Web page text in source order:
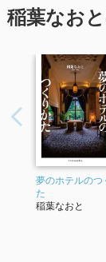
す。」
稲葉なお
夢のホテルのつ
た
稲葉なおと